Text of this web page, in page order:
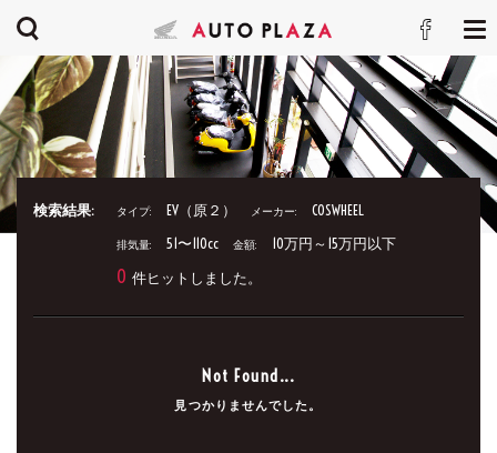
検索結果: タイプ: EV（原２） メーカー: COSWHEEL
排気量: 51〜110cc 金額: 10万円～15万円以下
0 件ヒットしました。
Not Found...
見つかりませんでした。